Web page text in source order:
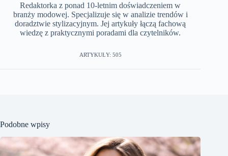
Redaktorka z ponad 10-letnim doświadczeniem w
branży modowej. Specjalizuje się w analizie trendów i
doradztwie stylizacyjnym. Jej artykuły łączą fachową
wiedzę z praktycznymi poradami dla czytelników.
ARTYKUŁY: 505
Podobne wpisy